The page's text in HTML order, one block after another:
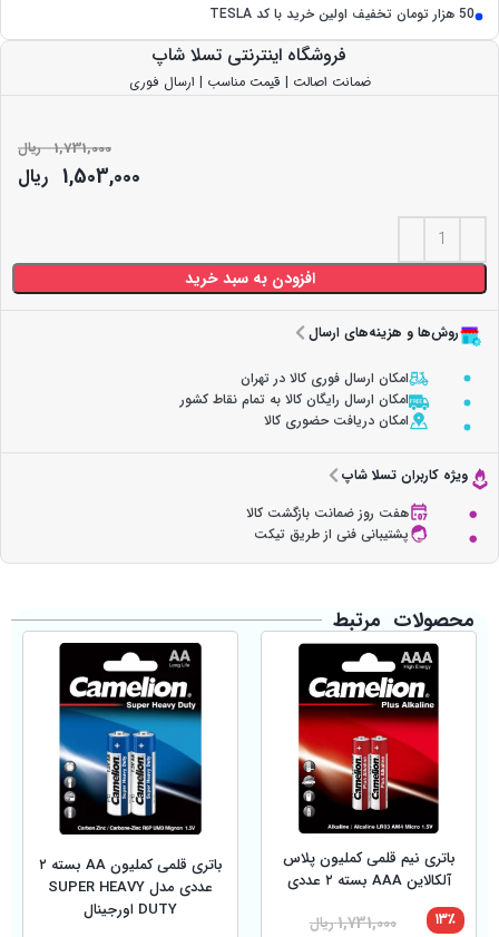
50 هزار تومان تخفیف اولین خرید با کد TESLA
فروشگاه اینترنتی تسلا شاپ
ضمانت اصالت | قیمت مناسب | ارسال فوری
1,731,000 ریال
1,503,000 ریال
افزودن به سبد خرید
روش‌ها و هزینه‌های ارسال
امکان ارسال فوری کالا در تهران
امکان ارسال رایگان کالا به تمام نقاط کشور
امکان دریافت حضوری کالا
ویژه کاربران تسلا شاپ
هفت روز ضمانت بازگشت کالا
پشتیبانی فنی از طریق تیکت
محصولات مرتبط
باتری نیم قلمی کملیون پلاس
آلکالاین AAA بسته ۲ عددی
1,731,000ریال ۱۳٪
باتری قلمی کملیون AA بسته ۲
عددی مدل SUPER HEAVY
DUTY اورجینال